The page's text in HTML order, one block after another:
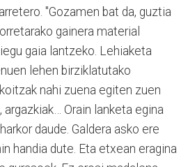
"Gozamen bat da, guztia
gainera material
gaia lantzeko. Lehiaketa
lehen birziklatutako
nahi zuena egiten zuen
argazkiak… Orain lanketa egina
daude. Galdera asko ere
handia dute. Eta etxean eragina